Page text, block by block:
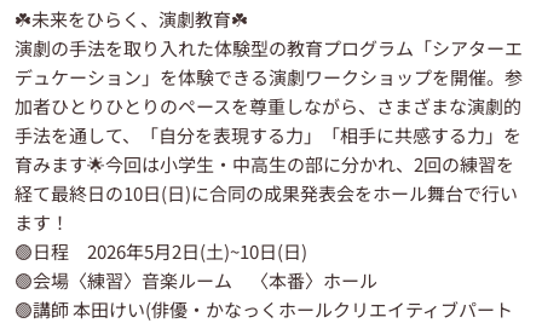
☘️未来をひらく、演劇教育☘️
演劇の手法を取り入れた体験型の教育プログラム「シアターエ
デュケーション」を体験できる演劇ワークショップを開催。参
加者ひとりひとりのペースを尊重しながら、さまざまな演劇的
手法を通して、「自分を表現する力」「相手に共感する力」を
育みます🌟今回は小学生・中高生の部に分かれ、2回の練習を
経て最終日の10日(日)に合同の成果発表会をホール舞台で行い
ます！
🟢日程 2026年5月2日(土)~10日(日)
🟢会場〈練習〉音楽ルーム 〈本番〉ホール
🟢講師 本田けい(俳優・かなっくホールクリエイティブパート